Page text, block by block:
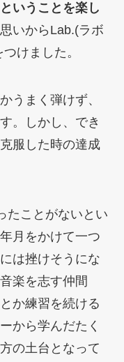
いうことを楽し
いからLab.(ラボ
けました。
うまく弾けず、
。しかし、でき
服した時の達成
たことがないとい
月をかけて一つ
は挫けそうにな
楽を志す仲間
か練習を続ける
から学んだたく
の土台となって